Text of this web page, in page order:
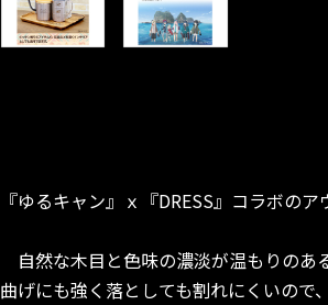
『ゆるキャン』ｘ『DRESS』コラボの
自然な木目と色味の濃淡が温もりのあ
曲げにも強く落としても割れにくいので